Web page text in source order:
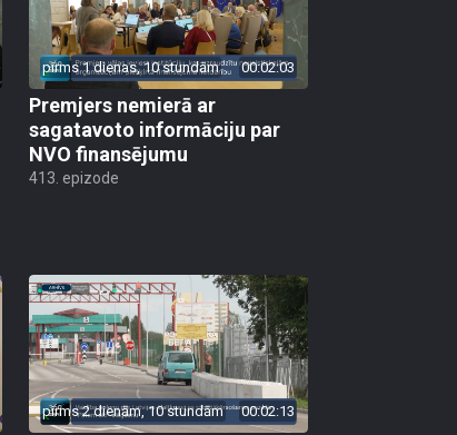
pirms 1 dienas, 10 stundām 00:02:03
Premjers nemierā ar
sagatavoto informāciju par
NVO finansējumu
413. epizode
pirms 2 dienām, 10 stundām 00:02:13